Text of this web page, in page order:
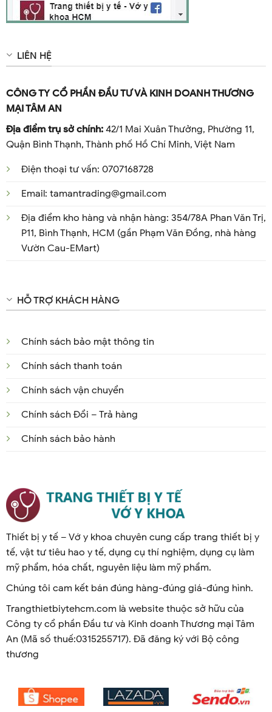
LIÊN HỆ
CÔNG TY CỔ PHẦN ĐẦU TƯ VÀ KINH DOANH THƯƠNG
MẠI TÂM AN
Địa điểm trụ sở chính:42/1 Mai Xuân Thưởng, Phường 11,
Quận Bình Thạnh, Thành phố Hồ Chí Minh, Việt Nam
Điện thoại tư vấn: 0707168728
Email: tamantrading@gmail.com
Địa điểm kho hàng và nhận hàng: 354/78A Phan Văn Trị,
P11, Bình Thạnh, HCM (gần Phạm Văn Đồng, nhà hàng
Vườn Cau-EMart)
HỖ TRỢ KHÁCH HÀNG
Chính sách bảo mật thông tin
Chính sách thanh toán
Chính sách vận chuyển
Chính sách Đổi – Trả hàng
Chính sách bảo hành
Thiết bị y tế – Vớ y khoa chuyên cung cấp trang thiết bị y
tế, vật tư tiêu hao y tế, dụng cụ thí nghiệm, dụng cụ làm
mỹ phẩm, hóa chất, nguyên liệu làm mỹ phẩm.
Chúng tôi cam kết bán đúng hàng-đúng giá-đúng hình.
Trangthietbiytehcm.com là website thuộc sở hữu của
Công ty cổ phần Đầu tư và Kinh doanh Thương mại Tâm
An (Mã số thuế:0315255717). Đã đăng ký với Bộ công
thương